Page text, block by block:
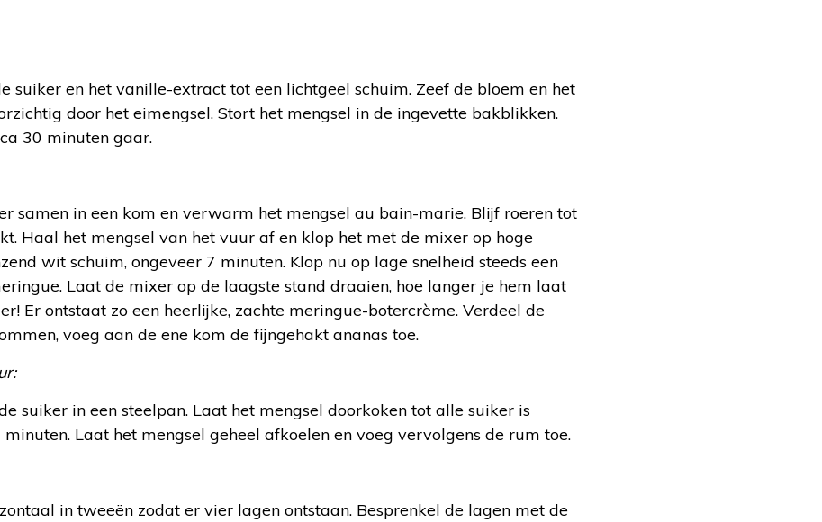
suiker en het vanille-extract tot een lichtgeel schuim. Zeef de bloem en het
door het eimengsel. Stort het mengsel in de ingevette bakblikken.
30 minuten gaar.
samen in een kom en verwarm het mengsel au bain-marie. Blijf roeren tot
Haal het mengsel van het vuur af en klop het met de mixer op hoge
wit schuim, ongeveer 7 minuten. Klop nu op lage snelheid steeds een
Laat de mixer op de laagste stand draaien, hoe langer je hem laat
Er ontstaat zo een heerlijke, zachte meringue-botercrème. Verdeel de
voeg aan de ene kom de fijngehakt ananas toe.
suiker in een steelpan. Laat het mengsel doorkoken tot alle suiker is
minuten. Laat het mengsel geheel afkoelen en voeg vervolgens de rum toe.
in tweeën zodat er vier lagen ontstaan. Besprenkel de lagen met de